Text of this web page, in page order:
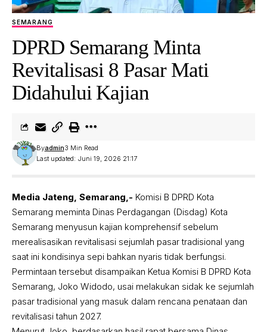
SEMARANG
DPRD Semarang Minta
Revitalisasi 8 Pasar Mati
Didahului Kajian
Last updated: Juni 19, 2026 21:17
Byadmin3 Min Read
Media Jateng, Semarang,- Komisi B DPRD Kota
Semarang meminta Dinas Perdagangan (Disdag) Kota
Semarang menyusun kajian komprehensif sebelum
merealisasikan revitalisasi sejumlah pasar tradisional yang
saat ini kondisinya sepi bahkan nyaris tidak berfungsi.
Permintaan tersebut disampaikan Ketua Komisi B DPRD Kota
Semarang, Joko Widodo, usai melakukan sidak ke sejumlah
pasar tradisional yang masuk dalam rencana penataan dan
revitalisasi tahun 2027.